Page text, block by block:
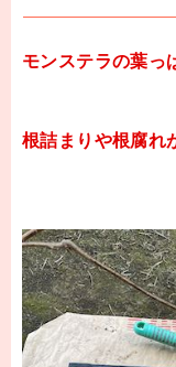
モンステラの葉っ
根詰まりや根腐れ